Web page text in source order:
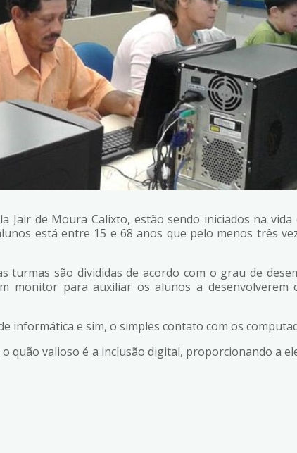
Jair de Moura Calixto, estão sendo iniciados na
está entre 15 e 68 anos que pelo menos três
turmas são divididas de acordo com o grau de
monitor para auxiliar os alunos a desenvolverem
informática e sim, o simples contato com os
quão valioso é a inclusão digital, proporcionando a